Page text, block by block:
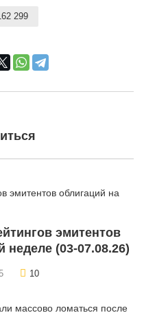
299
эмитентов
(03-07.08.26)
10